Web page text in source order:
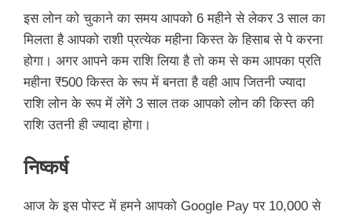
इस लोन को चुकाने का समय आपको 6 महीने से लेकर 3 साल का
मिलता है आपको राशी प्रत्येक महीना किस्त के हिसाब से पे करना
होगा। अगर आपने कम राशि लिया है तो कम से कम आपका प्रति
महीना ₹500 किस्त के रूप में बनता है वही आप जितनी ज्यादा
राशि लोन के रूप में लेंगे 3 साल तक आपको लोन की किस्त की
राशि उतनी ही ज्यादा होगा।
निष्कर्ष
आज के इस पोस्ट में हमने आपको Google Pay पर 10,000 से